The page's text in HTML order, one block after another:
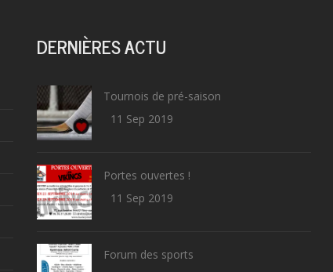
DERNIÈRES ACTU
Tournois de pré-saison
11 Sep 2019
Portes ouvertes !
11 Sep 2019
Forum des sports